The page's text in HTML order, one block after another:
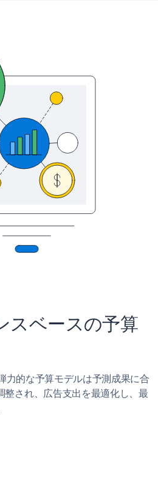
スベースの予算
的な予算モデルは予測成果に合
整され、広告支出を最適化し、最